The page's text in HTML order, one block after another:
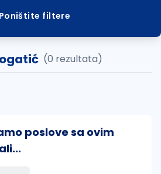
Poništite filtere
(0 rezultata)
poslove sa ovim